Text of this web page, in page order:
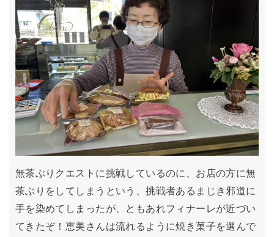
無茶ぶりクエストに挑戦しているのに、お店の方に無
茶ぶりをしてしまうという、挑戦者あるまじき邪道に
手を染めてしまったが、ともあれフィナーレが近づい
てきたぞ！恵美さんは流れるように焼き菓子を選んで